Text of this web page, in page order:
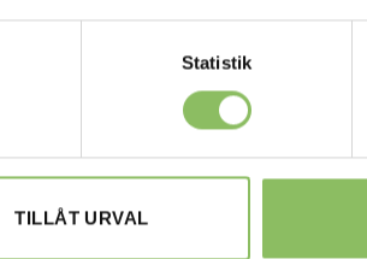
Statistik
TILLÅT URVAL